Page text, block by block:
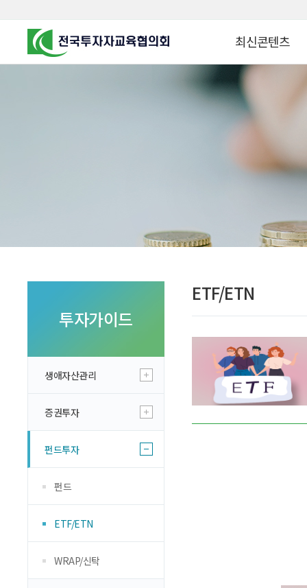
최신콘텐츠
찾아가는 군장병 금
찾아가는 연금ᆞ자
군장병 금융투자 아
자립준비청년을 위한
실전투자 Insight
투자가이드
생애자산관리
증권투자
펀드투자
펀드
ETF/ETN
WRAP/신탁
ETF/ETN